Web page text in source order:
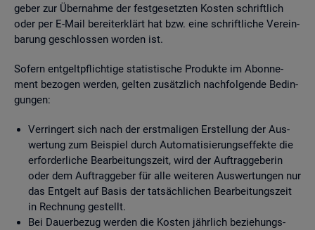
ge­ber zur Über­nah­me der fest­ge­setz­ten Kos­ten schrift­lich
oder per E-Mail be­reit­er­klärt hat bzw. eine schrift­li­che Ver­ein­
ba­rung ge­schlos­sen wor­den ist.
So­fern ent­gelt­pflich­ti­ge sta­tis­ti­sche Pro­duk­te im Abon­ne­
ment be­zo­gen wer­den, gel­ten zu­sätz­lich nach­fol­gen­de Be­din­
gun­gen:
Ver­rin­gert sich nach der erst­ma­li­gen Er­stel­lung der Aus­
wer­tung zum Bei­spiel durch Au­to­ma­ti­sie­rungs­ef­fek­te die
er­for­der­li­che Be­ar­bei­tungs­zeit, wird der Auf­trag­ge­be­rin
oder dem Auf­trag­ge­ber für alle wei­te­ren Aus­wer­tun­gen nur
das Ent­gelt auf Basis der tat­säch­li­chen Be­ar­bei­tungs­zeit
in Rech­nung ge­stellt.
Bei Dau­er­be­zug wer­den die Kos­ten jähr­lich be­zie­hungs­